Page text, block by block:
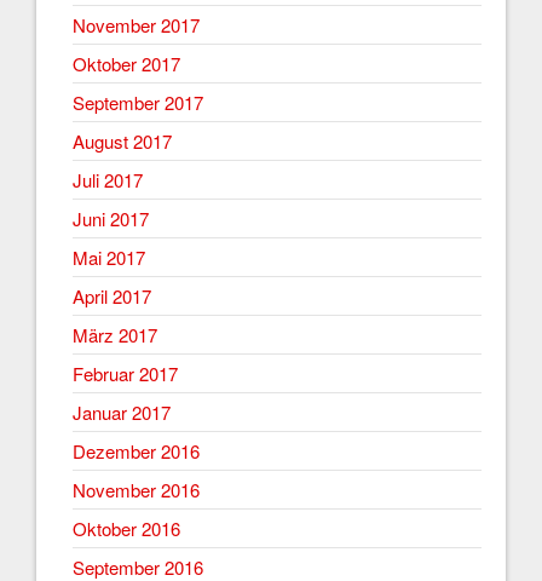
November 2017
Oktober 2017
September 2017
August 2017
Juli 2017
Juni 2017
Mai 2017
April 2017
März 2017
Februar 2017
Januar 2017
Dezember 2016
November 2016
Oktober 2016
September 2016